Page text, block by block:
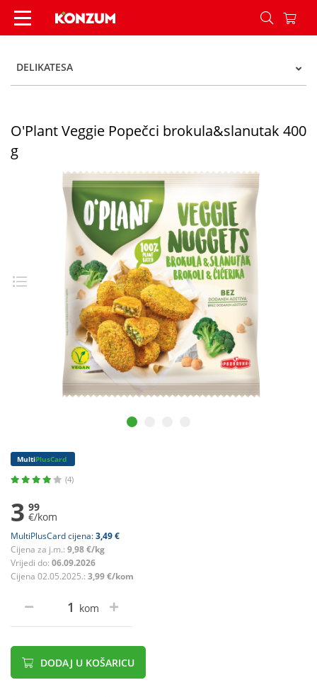
O'Plant Veggie Popečci brokula&slanutak 400 g -
DELIKATESA
O'Plant Veggie Popečci brokula&slanutak 400
g
MultiPlusCard
(4)
3 99
€/kom
MultiPlusCard cijena:3,49 €
Cijena za j.m.: 9,98 €/kg
Vrijedi do: 06.09.2026
Cijena 02.05.2025.: 3,99 €/kom
kom
DODAJ U KOŠARICU